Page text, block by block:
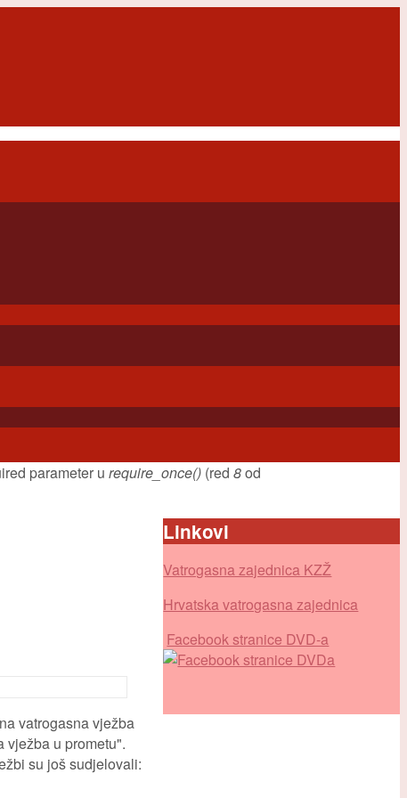
parameter u require_once() (red 8od
vatrogasna vježba
vježba u prometu".
su još sudjelovali:
Linkovi
Vatrogasna zajednica KZŽ
Hrvatska vatrogasna zajednica
Facebook stranice DVD-a